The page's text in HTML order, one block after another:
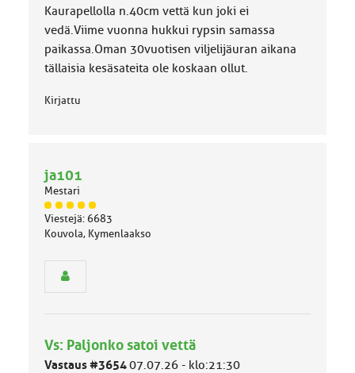
Kaurapellolla n.40cm vettä kun joki ei
vedä.Viime vuonna hukkui rypsin samassa
paikassa.Oman 30vuotisen viljelijäuran aikana
tällaisia kesäsateita ole koskaan ollut.
Kirjattu
ja101
Mestari
J
ä
s
ä
l
Viestejä: 6683
Kouvola, Kymenlaakso
Vs: Paljonko satoi vettä
Vastaus #365407.07.26 - klo:21:30